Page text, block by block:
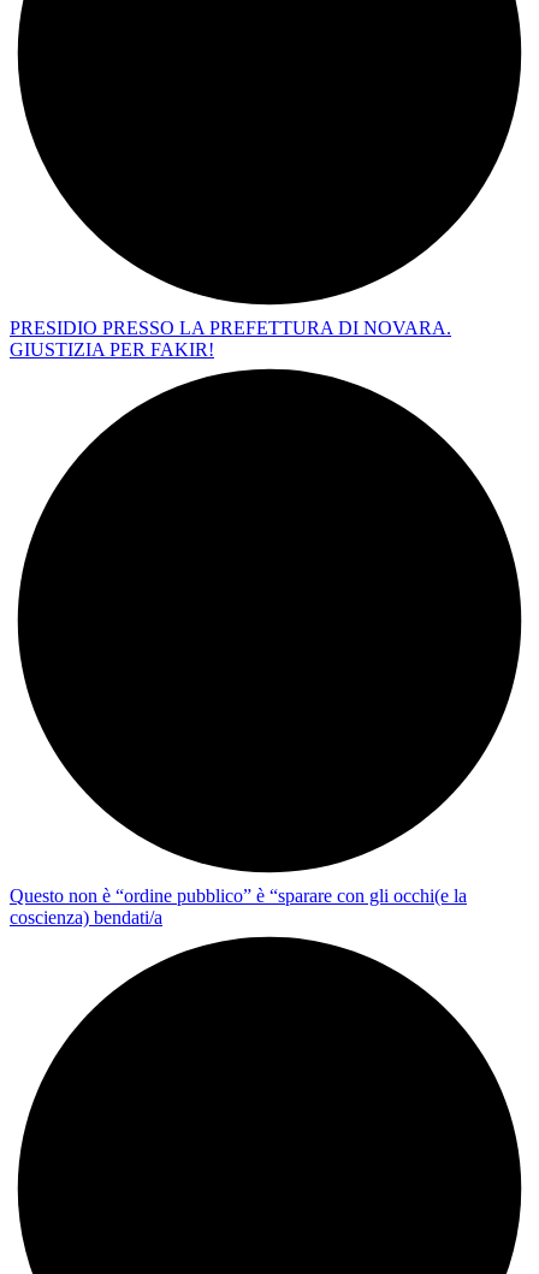
PRESIDIO PRESSO LA PREFETTURA DI NOVARA.
GIUSTIZIA PER FAKIR!
Questo non è “ordine pubblico” è “sparare con gli occhi(e la
coscienza) bendati/a